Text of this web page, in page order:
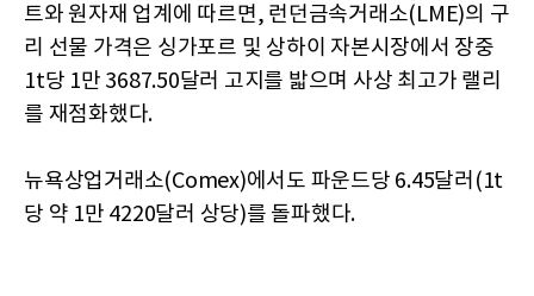
트와 원자재 업계에 따르면, 런던금속거래소(LME)의 구
리 선물 가격은 싱가포르 및 상하이 자본시장에서 장중
1t당 1만 3687.50달러 고지를 밟으며 사상 최고가 랠리
를 재점화했다.
뉴욕상업거래소(Comex)에서도 파운드당 6.45달러(1t
당 약 1만 4220달러 상당)를 돌파했다.